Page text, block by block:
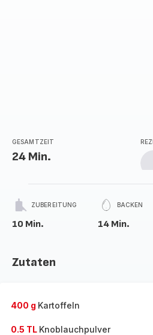
GESAMTZEIT
24 Min.
ZUBEREITUNG
10 Min.
BACKEN
14 Min.
Zutaten
400 g Kartoffeln
0.5 TL Knoblauchpulver